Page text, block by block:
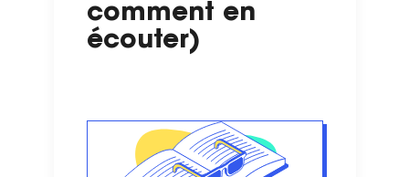
comment en
écouter)